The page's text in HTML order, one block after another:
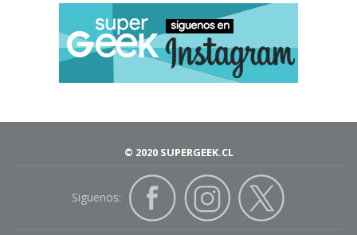
© 2020 SUPERGEEK.CL
Siguenos: